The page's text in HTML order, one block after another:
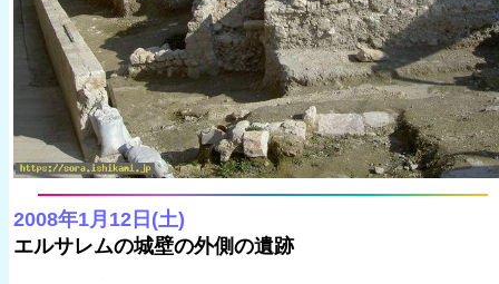
2008年1月12日(土)
エルサレムの城壁の外側の遺跡